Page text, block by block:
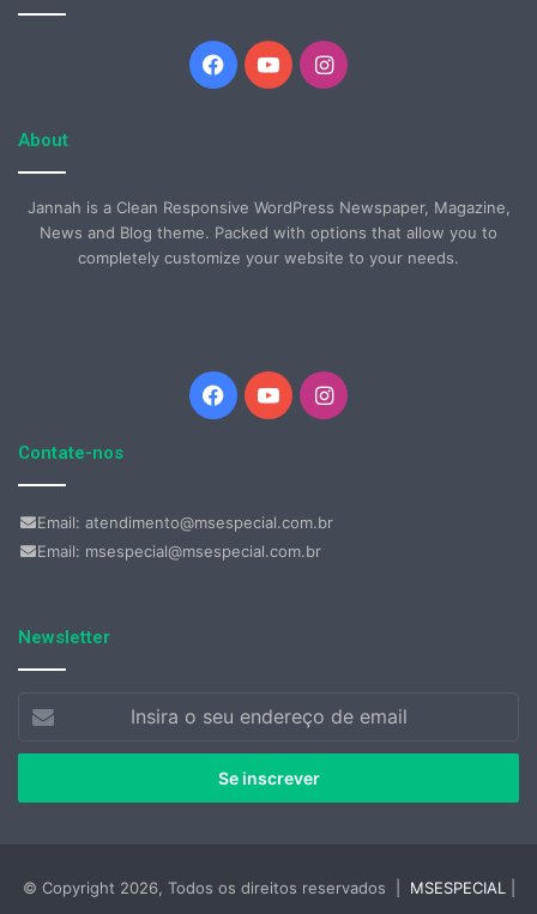
Facebook
YouTubeInstagram
About
Jannah is a Clean Responsive WordPress Newspaper, Magazine,
News and Blog theme. Packed with options that allow you to
completely customize your website to your needs.
Facebook
YouTubeInstagram
Contate-nos
Email: atendimento@msespecial.com.br
Email: msespecial@msespecial.com.br
Newsletter
seu
de
© Copyright 2026, Todos os direitos reservados | MSESPECIAL